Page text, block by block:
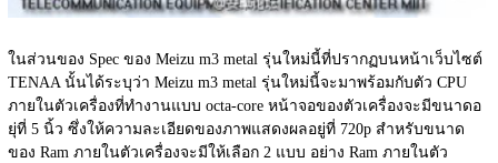
ในส่วนของ Spec ของ Meizu m3 metal รุ่นใหม่นี้ที่ปรากฏบนหน้าเว็บไซต์
TENAA นั้นได้ระบุว่า Meizu m3 metal รุ่นใหม่นี้จะมาพร้อมกับตัว CPU
ภายในตัวเครื่องที่ทำงานแบบ octa-core หน้าจอของตัวเครื่องจะมีขนาดอ
ยุ่ที่ 5 นิ้ว ซึ่งให้ความละเอียดของภาพแสดงผลอยู่ที่ 720p สำหรับขนาด
ของ Ram ภายในตัวเครื่องจะมีให้เลือก 2 แบบ อย่าง Ram ภายในตัว